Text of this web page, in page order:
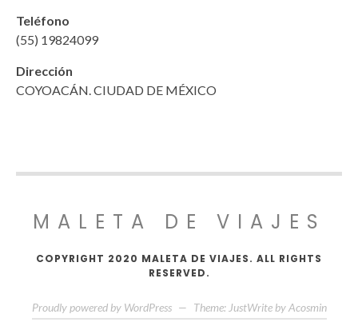
Teléfono
(55) 19824099
Dirección
COYOACÁN. CIUDAD DE MÉXICO
MALETA DE VIAJES
COPYRIGHT 2020 MALETA DE VIAJES. ALL RIGHTS
RESERVED.
Proudly powered by WordPress — Theme: JustWrite by Acosmin